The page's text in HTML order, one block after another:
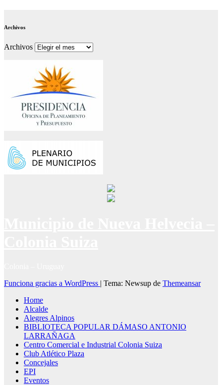
Archivos
Archivos
Funciona gracias a WordPress | Tema: Newsup de Themeansar
Home
Alcalde
Alegres Alpinos
BIBLIOTECA POPULAR DÁMASO ANTONIO
LARRAÑAGA
Centro Comercial e Industrial Colonia Suiza
Club Atlético Plaza
Concejales
EPI
Eventos